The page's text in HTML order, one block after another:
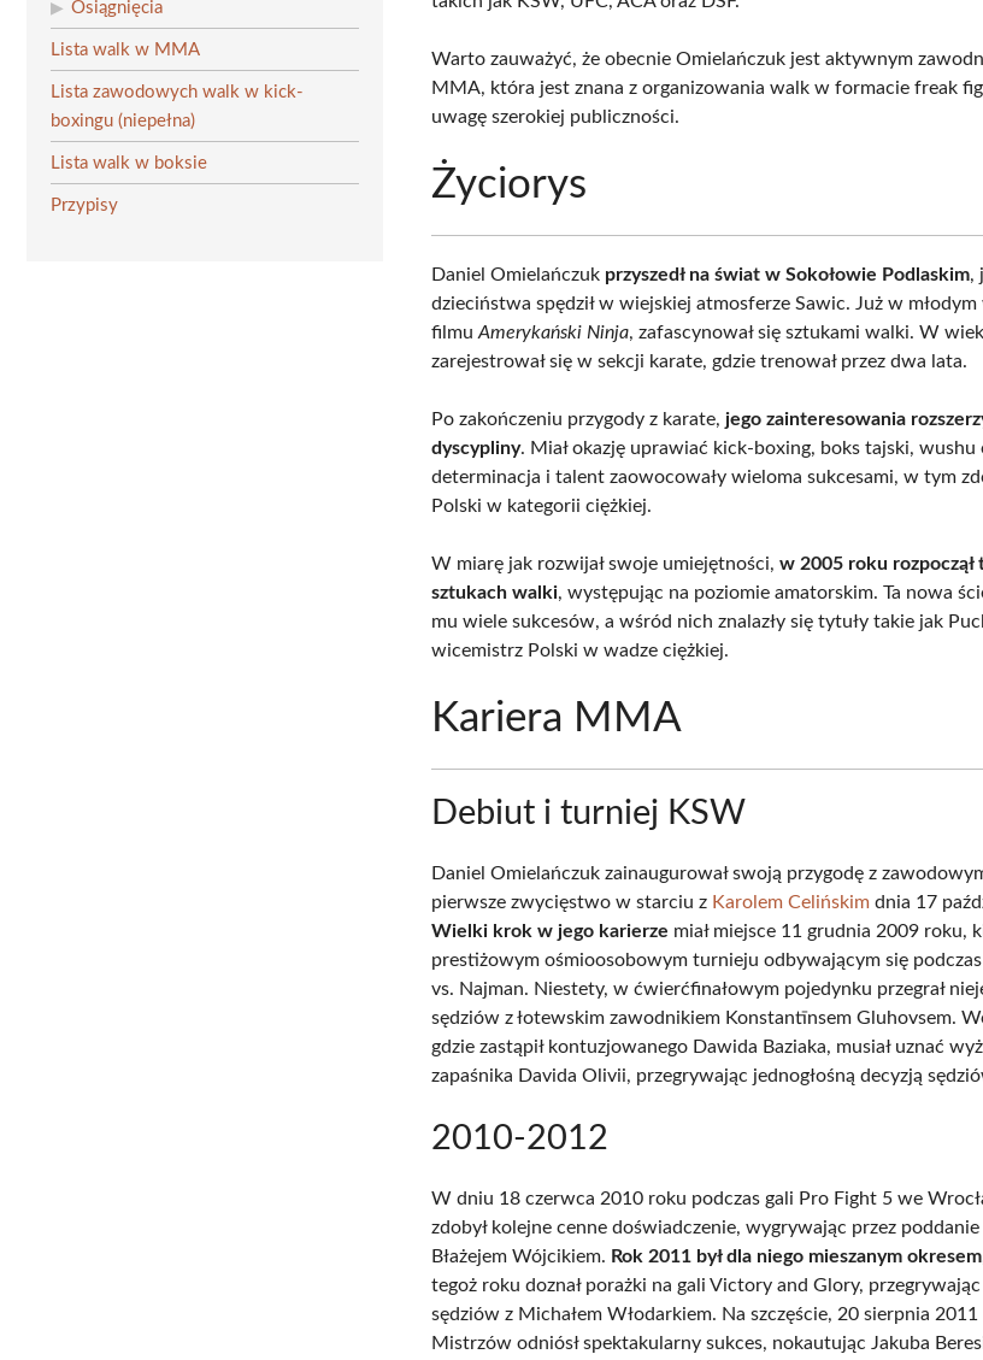
Osiągnięcia
Lista walk w MMA
Lista zawodowych walk w kick-
boxingu (niepełna)
Lista walk w boksie
Przypisy
Warto zauważyć, że obecnie Omielańczuk jest aktywnym
MMA, która jest znana z organizowania walk w formacie freak
uwagę szerokiej publiczności.
Życiorys
Daniel Omielańczuk przyszedł na świat w Sokołowie Podlaskim,
dzieciństwa spędził w wiejskiej atmosferze Sawic. Już w
filmu Amerykański Ninja, zafascynował się sztukami walki. W
zarejestrował się w sekcji karate, gdzie trenował przez dwa lata.
Po zakończeniu przygody z karate, jego zainteresowania
dyscypliny. Miał okazję uprawiać kick-boxing, boks tajski, wushu
determinacja i talent zaowocowały wieloma sukcesami, w tym
Polski w kategorii ciężkiej.
W miarę jak rozwijał swoje umiejętności, w 2005 roku
sztukach walki, występując na poziomie amatorskim. Ta nowa
mu wiele sukcesów, a wśród nich znalazły się tytuły takie jak
wicemistrz Polski w wadze ciężkiej.
Kariera MMA
Debiut i turniej KSW
Daniel Omielańczuk zainaugurował swoją przygodę z
pierwsze zwycięstwo w starciu z Karolem Celińskim dnia 17
Wielki krok w jego karierze miał miejsce 11 grudnia 2009 roku,
prestiżowym ośmioosobowym turnieju odbywającym się
vs. Najman. Niestety, w ćwierćfinałowym pojedynku przegrał
sędziów z łotewskim zawodnikiem Konstantīnsem Gluhovsem.
gdzie zastąpił kontuzjowanego Dawida Baziaka, musiał uznać
zapaśnika Davida Olivii, przegrywając jednogłośną decyzją
2010-2012
W dniu 18 czerwca 2010 roku podczas gali Pro Fight 5 we
zdobył kolejne cenne doświadczenie, wygrywając przez
Błażejem Wójcikiem. Rok 2011 był dla niego mieszanym okresem
tegoż roku doznał porażki na gali Victory and Glory,
sędziów z Michałem Włodarkiem. Na szczęście, 20 sierpnia
Mistrzów odniósł spektakularny sukces, nokautując Jakuba